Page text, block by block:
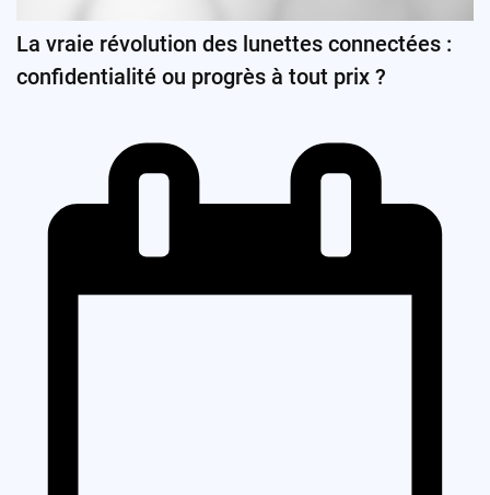
La vraie révolution des lunettes connectées :
confidentialité ou progrès à tout prix ?